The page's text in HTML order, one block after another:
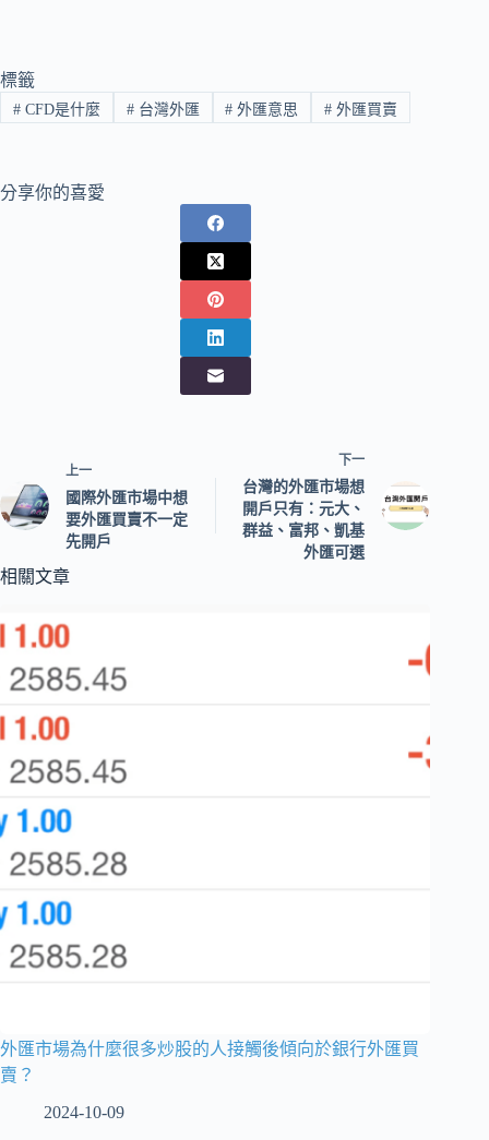
ok r
標籤
#CFD是什麼 #台灣外匯 # 外匯意思 # 外匯買賣
分享你的喜愛
上一
國際外匯市場中想
要外匯買賣不一定
先開戶
下一
台灣的外匯市場想
開戶只有：元大、
群益、富邦、凱基
外匯可選
相關文章
外匯市場為什麼很多炒股的人接觸後傾向於銀行外匯買
賣？
2024-10-09